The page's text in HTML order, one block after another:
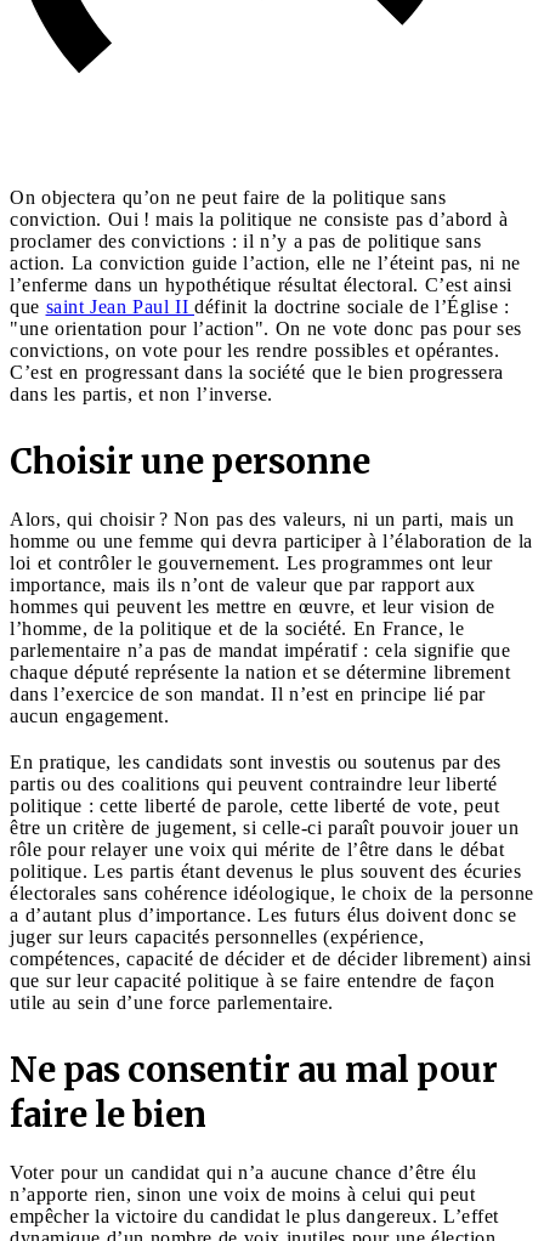
On objectera qu’on ne peut faire de la politique sans
conviction. Oui ! mais la politique ne consiste pas d’abord à
proclamer des convictions : il n’y a pas de politique sans
action. La conviction guide l’action, elle ne l’éteint pas, ni ne
l’enferme dans un hypothétique résultat électoral. C’est ainsi
que saint Jean Paul II définit la doctrine sociale de l’Église :
"une orientation pour l’action". On ne vote donc pas pour ses
convictions, on vote pour les rendre possibles et opérantes.
C’est en progressant dans la société que le bien progressera
dans les partis, et non l’inverse.
Choisir une personne
Alors, qui choisir ? Non pas des valeurs, ni un parti, mais un
homme ou une femme qui devra participer à l’élaboration de la
loi et contrôler le gouvernement. Les programmes ont leur
importance, mais ils n’ont de valeur que par rapport aux
hommes qui peuvent les mettre en œuvre, et leur vision de
l’homme, de la politique et de la société. En France, le
parlementaire n’a pas de mandat impératif : cela signifie que
chaque député représente la nation et se détermine librement
dans l’exercice de son mandat. Il n’est en principe lié par
aucun engagement.
En pratique, les candidats sont investis ou soutenus par des
partis ou des coalitions qui peuvent contraindre leur liberté
politique : cette liberté de parole, cette liberté de vote, peut
être un critère de jugement, si celle-ci paraît pouvoir jouer un
rôle pour relayer une voix qui mérite de l’être dans le débat
politique. Les partis étant devenus le plus souvent des écuries
électorales sans cohérence idéologique, le choix de la personne
a d’autant plus d’importance. Les futurs élus doivent donc se
juger sur leurs capacités personnelles (expérience,
compétences, capacité de décider et de décider librement) ainsi
que sur leur capacité politique à se faire entendre de façon
utile au sein d’une force parlementaire.
Ne pas consentir au mal pour
faire le bien
Voter pour un candidat qui n’a aucune chance d’être élu
n’apporte rien, sinon une voix de moins à celui qui peut
empêcher la victoire du candidat le plus dangereux. L’effet